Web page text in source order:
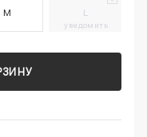
M L
уведомить